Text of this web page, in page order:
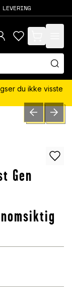
LEVERING
items in cart,
du ikke visste
PREVIOUSNEXT
Gen